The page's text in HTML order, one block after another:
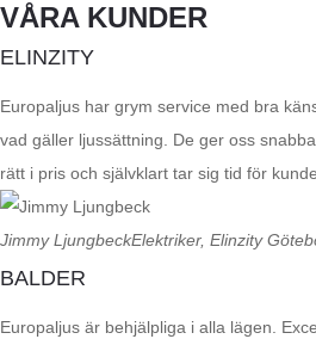
VÅRA KUNDER
ELINZITY
Europaljus har grym service med bra
vad gäller ljussättning. De ger oss
rätt i pris och självklart tar sig tid för
Jimmy LjungbeckElektriker, Elinzity
BALDER
Europaljus är behjälpliga i alla lägen.